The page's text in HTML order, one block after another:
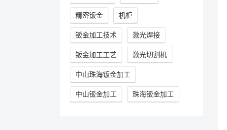
精密钣金 机柜
钣金加工技术 激光焊接
钣金加工工艺 激光切割机
中山珠海钣金加工
中山钣金加工 珠海钣金加工